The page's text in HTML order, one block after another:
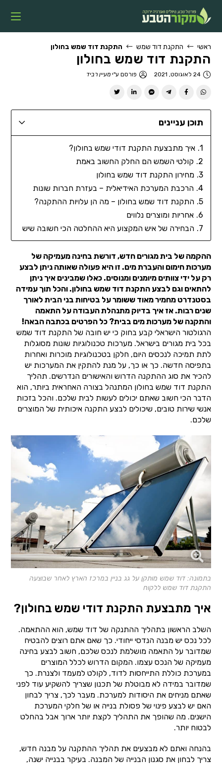
ראשי התקנת דוד שמש התקנת דוד שמש בחולון
התקנת דוד שמש בחולון
24 לאוגוסט, 2021 פורסם ע"ימעיין רביד
תוכן עניינים
איך מתבצעת התקנת דודי שמש בחולון?
קולטי השמש הם החלק החשוב באמת
מחירון התקנת דוד שמש בחולון
הרכבת המערכת האידיאלית – בעזרת חברות שונות
התקנת דוד שמש בחולון – מה הן עלויות ההתקנה?
אחריות ומוצרים נלווים
הבחירה של איש המקצוע היא ההחלטה הכי חשובה שיש
ההקמה של בית מגורים חדש, דורשת בחינה מעמיקה של
מערכות חימום והעברת מים. זו היא פעולה שאותה ניתן לבצע
רק על ידי צוותים מיומנים ומנוסים. כאלו שמבינים איך ניתן
להתאים וגם לבצע התקנת דוד שמש בחולון. והכל תוך עמידה
בסטנדרט מחמיר מאוד ששומר על בטיחות בני הבית לאורך
שנים רבות. אז איך בדיוק מתנהלת העבודה על התאמה
והתקנה של מערכות מים בבית? כל הפרטים בכתבה הבאה!
הרגולטור הישראלי קבע בחוק כי יש חובה של התקנת דוד שמש
בכל בית מגורים בישראל. מערכות טכנולוגיות שונות מסוגלות
לתת תמיכה לנכסים היום, חלקן בטכנולוגיות מוכרות ואחרות
בתפיסה חדשה. כך או כך, על מנת להתקין את המערכות יש
להכיר את סוג ההתקנה הדרוש והאישורים הנדרשים. תהליך
התקנת דוד שמש בחולון המתנהל בצורה האחראית ביותר, הוא
הדבר הכי חשוב שאתם יכולים לעשות לבית שלכם. והכל בזכות
אנשי שירות טובים, שיכולים לבצע התקנה איכותית של המוצרים
שלכם.
בתמונה: דוד שמש מותקן על גג בניין במרכז הארץ לאחר שבוצעה
התקנת דוד שמש ללקוח
איך מתבצעת התקנת דודי שמש בחולון?
השלב הראשון בתהליך ההתנקה של דוד שמש, הוא ההתאמה.
לכל נכס יש מבנה הנדסי ייחודי. כך שאם אתם רוצים להבטיח
שמדובר על התאמה מושלמת לנכס שלכם, חשוב לבצע בחינה
מעמיקה של הנכס עצמו. המקום הדרוש לכלל המוצרים
במערכת כוללת התייחסות לדוד, לקולט למעמד ולצנרת. כך
שמדובר במידה לא מבוטלת של תכנון שצריך להשקיע עוד לפני
שאתם מניחים את היסודות למערכת. מעבר לכך, צריך לבחון
האם יש לבצע פינוי של פסולת בנייה או של חלקי המערכת
הישנים. מה שהופך את התהליך לקצת יותר ארוך אבל בהחלט
לבטוח יותר.
בהנחה ואתם לא מבצעים את תהליך ההתקנה על מבנה חדש,
צריך לבחון את סגנון הבנייה של המבנה. בעיקר בבנייה ישנה,